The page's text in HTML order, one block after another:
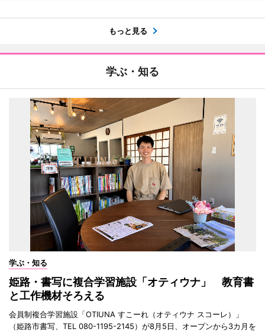
もっと見る
学ぶ・知る
学ぶ・知る
姫路・書写に複合学習施設「オティウナ」 教育書
と工作機材そろえる
会員制複合学習施設「OTIUNA すこーれ（オティウナ スコーレ）」
（姫路市書写、TEL 080-1195-2145）が8月5日、オープンから3カ月を